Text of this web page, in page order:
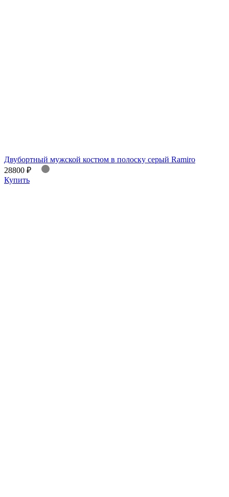
Двубортный мужской костюм в полоску серый Ramiro
28800 ₽
Купить